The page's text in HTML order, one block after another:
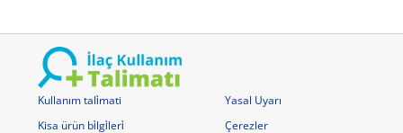
Kullanım tali̇mati
Kisa ürün bi̇lgi̇leri̇
Yasal Uyarı
Çerezler